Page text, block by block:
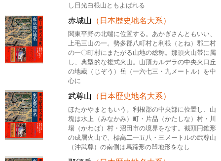
し日光白根山ともよばれる
赤城山 （日本歴史地名大系）
関東平野の北端に位置する。あかぎさんともいい、
上毛三山の一。勢多郡八町村と利根（とね）郡二村
の一〇町村にまたがる山地の総称。那須火山帯に属
し、典型的な複式火山。山頂カルデラの中央火口丘
の地蔵（じぞう）岳（一六七三・九メートル）を中
心に
武尊山 （日本歴史地名大系）
ほたかやまともいう。利根郡の中央部に位置し、山
塊は水上（みなかみ）町・片品（かたしな）村・川
場（かわば）村・沼田市の境界をなす。截頭円錐形
の成層火山で、標高二一五八・三メートルの武尊山
（沖武尊）の南側は馬蹄形の凹地形をなし